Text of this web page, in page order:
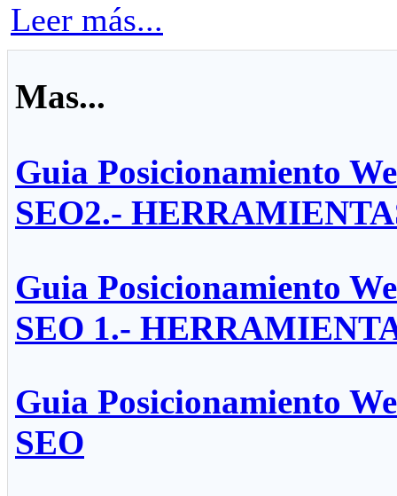
Leer más...
Mas...
Guia Posicionamiento
SEO2.-
Guia Posicionamiento
SEO 1.-
Guia Posicionamiento
SEO